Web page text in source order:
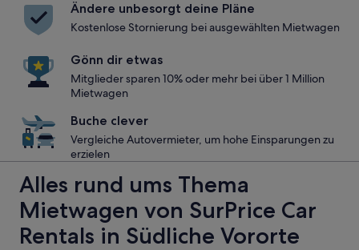
Ändere unbesorgt deine Pläne
Kostenlose Stornierung bei ausgewählten Mietwagen
Gönn dir etwas
Mitglieder sparen 10% oder mehr bei über 1 Million
Mietwagen
Buche clever
Vergleiche Autovermieter, um hohe Einsparungen zu
erzielen
Alles rund ums Thema
Mietwagen von SurPrice Car
Rentals in Südliche Vororte